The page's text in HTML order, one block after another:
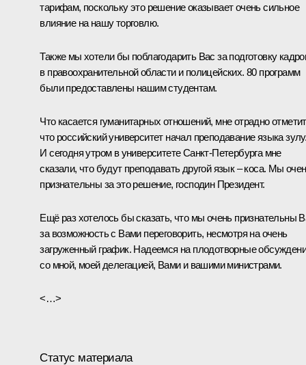
тарифам, поскольку это решение оказывает очень сильное
влияние на нашу торговлю.
Также мы хотели бы поблагодарить Вас за подготовку
в правоохранительной области и полицейских. 80 программ
были предоставлены нашим студентам.
Что касается гуманитарных отношений, мне отрадно
что российский университет начал преподавание языка
И сегодня утром в университете Санкт-Петербурга мне
сказали, что будут преподавать другой язык – коса. Мы
признательны за это решение, господин Президент.
Ещё раз хотелось бы сказать, что мы очень признательны
за возможность с Вами переговорить, несмотря на очень
загруженный график. Надеемся на плодотворные
со мной, моей делегацией, Вами и вашими министрами.
<…>
Статус материала